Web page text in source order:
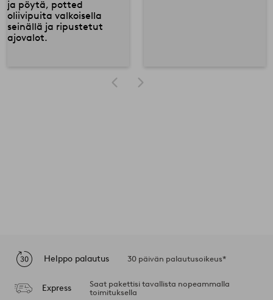
Helppo palautus 30 päivän palautusoikeus*
Express
Saat pakettisi tavallista nopeammalla
toimituksella